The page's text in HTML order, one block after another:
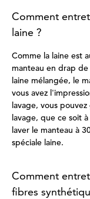
Comment
laine ?
Comme la laine est
manteau en drap
laine mélangée, le
vous avez
lavage, vous
lavage, que ce soit
laver le manteau à
spéciale laine.
Comment
fibres